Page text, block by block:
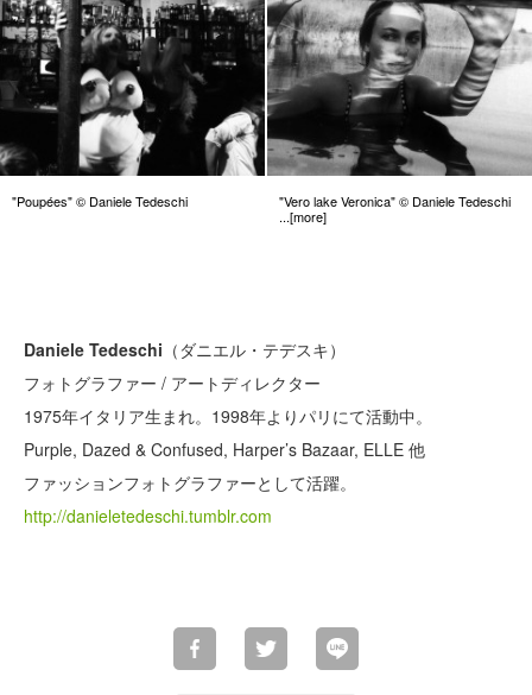
"Poupées" © Daniele Tedeschi
"Vero lake Veronica" © Daniele Tedeschi
...[more]
Daniele Tedeschi （ダニエル・テデスキ）
フォトグラファー / アートディレクター
1975年イタリア生まれ。1998年よりパリにて活動中。
Purple, Dazed & Confused, Harper’s Bazaar, ELLE 他
ファッションフォトグラファーとして活躍。
http://danieletedeschi.tumblr.com